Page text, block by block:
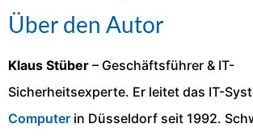
Über den Autor
Klaus Stüber – Geschäftsführer & IT-
Sicherheitsexperte. Er leitet das IT-
Computer in Düsseldorf seit 1992.